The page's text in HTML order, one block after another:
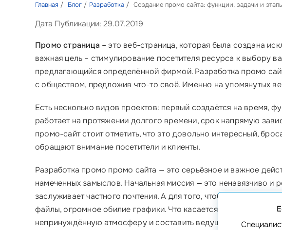
Главная Блог Разработка Создание промо сайта: функции, задачи и
Дата Публикации: 29.07.2019
Промо страница – это веб-страница, которая была создана
важная цель – стимулирование посетителя ресурса к выбору
предлагающийся определённой фирмой. Разработка промо
с обществом, предложив что-то своё. Именно на упомянутых
Есть несколько видов проектов: первый создаётся на время,
работает на протяжении долгого времени, срок напрямую
промо-сайт стоит отметить, что это довольно интересный,
обращают внимание посетители и клиенты.
Разработка промо промо сайта — это серьёзное и важное
намеченных замыслов. Начальная миссия — это ненавязчиво и
заслуживает частного почтения. А для того, чтобы он был
файлы, огромное обилие графики. Что касается текста, то он
непринуждённую атмосферу и составить ведущее мнение о